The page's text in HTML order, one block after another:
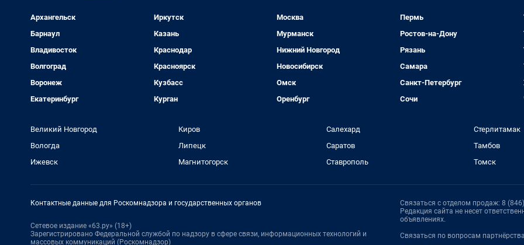
Архангельск
Барнаул
Владивосток
Волгоград
Воронеж
Екатеринбург
Иркутск
Казань
Краснодар
Красноярск
Кузбасс
Курган
Москва
Мурманск
Нижний Новгород
Новосибирск
Омск
Оренбург
Пермь
Ростов-на-Дону
Рязань
Самара
Санкт-Петербург
Сочи
Великий Новгород
Вологда
Ижевск
Киров
Липецк
Магнитогорск
Салехард
Саратов
Ставрополь
Стерлитамак
Тамбов
Томск
Контактные данные для Роскомнадзора и государственных органов
Сетевое издание «63.ру» (18+)
Зарегистрировано Федеральной службой по надзору в сфере связи, информационных технологий и
массовых коммуникаций (Роскомнадзор)
Связаться с отделом продаж: 8
Редакция сайта не несет
объявлениях.
Связаться по вопросам